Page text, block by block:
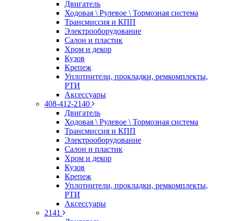
Двигатель
Ходовая \ Рулевое \ Тормозная система
Трансмиссия и КПП
Электрооборудование
Салон и пластик
Хром и декор
Кузов
Крепеж
Уплотнители, прокладки, ремкомплекты,
РТИ
Аксессуары
408-412-2140
Двигатель
Ходовая \ Рулевое \ Тормозная система
Трансмиссия и КПП
Электрооборудование
Салон и пластик
Хром и декор
Кузов
Крепеж
Уплотнители, прокладки, ремкомплекты,
РТИ
Аксессуары
2141